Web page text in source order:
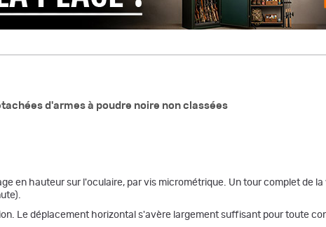
d'armes à poudre noire non classées
en hauteur sur l'oculaire, par vis micrométrique. Un tour complet de
Le déplacement horizontal s'avère largement suffisant pour toute